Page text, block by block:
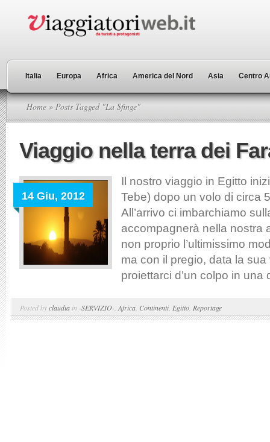
Italia Europa Africa America del Nord Asia Centro
Home » Posts Tagged "La Sfinge"
Viaggio nella terra dei
14 Giu, 2012
Il nostro viaggio in Egitto
Tebe) dopo un volo di circa
All’arrivo ci imbarchiamo
accompagnerà nella nostra
non proprio l’ultimissimo
ma con il pregio, data la
proiettarci d’un colpo in una
Posted byclaudia in -SERVIZIO- Africa Continenti, Egitto Reportage